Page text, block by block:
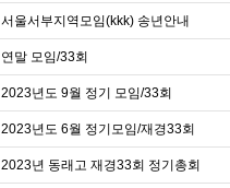
서울서부지역모임(kkk) 송년안내
연말 모임/33회
2023년도 9월 정기 모임/33회
2023년도 6월 정기모임/재경33회
2023년 동래고 재경33회 정기총회